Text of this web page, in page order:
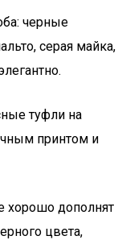
черные
серая майка,
туфли на
принтом и
хорошо дополнят
цвета,